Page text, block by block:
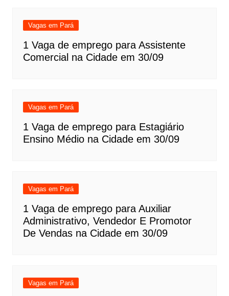
Vagas em Pará
1 Vaga de emprego para Assistente
Comercial na Cidade em 30/09
Vagas em Pará
1 Vaga de emprego para Estagiário
Ensino Médio na Cidade em 30/09
Vagas em Pará
1 Vaga de emprego para Auxiliar
Administrativo, Vendedor E Promotor
De Vendas na Cidade em 30/09
Vagas em Pará